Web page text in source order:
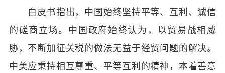
白皮书指出，中国始终坚持平等、互利、诚信
的磋商立场。中国政府始终认为，以贸易战相威
胁，不断加征关税的做法无益于经贸问题的解决。
中美应秉持相互尊重、平等互利的精神，本着善意